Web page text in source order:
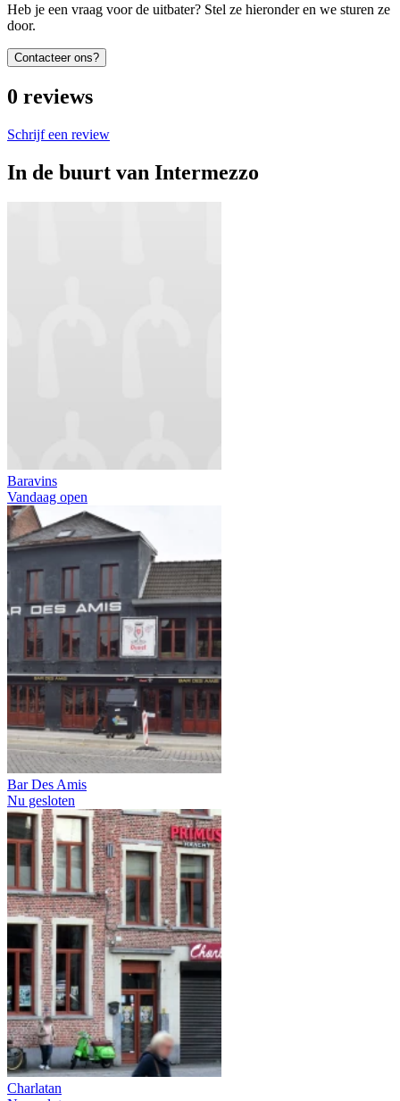
Heb je een vraag voor de uitbater? Stel ze hieronder en we sturen ze
door.
Contacteer ons?
0 reviews
Schrijf een review
In de buurt van Intermezzo
Baravins
Vandaag open
Bar Des Amis
Nu gesloten
Charlatan